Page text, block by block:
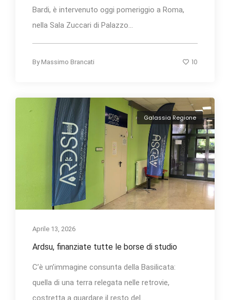
Bardi, è intervenuto oggi pomeriggio a Roma,
nella Sala Zuccari di Palazzo...
By Massimo Brancati 10
Galassia Regione
Aprile 13, 2026
Ardsu, finanziate tutte le borse di studio
C’è un’immagine consunta della Basilicata:
quella di una terra relegata nelle retrovie,
costretta a guardare il resto del...